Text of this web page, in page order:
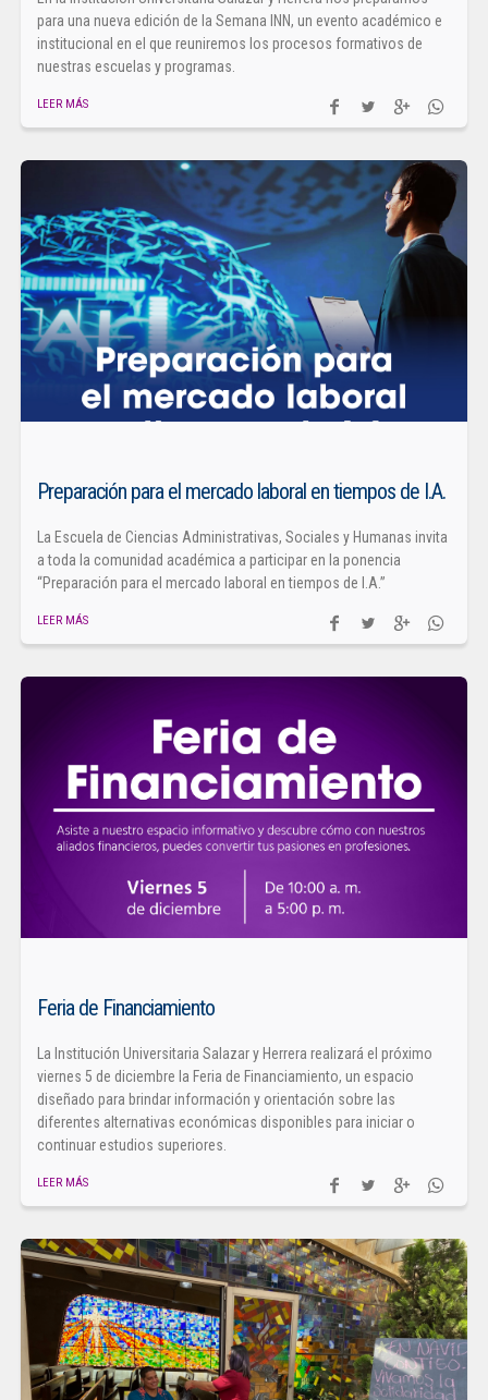
para una nueva edición de la Semana INN, un evento académico e
institucional en el que reuniremos los procesos formativos de
nuestras escuelas y programas.
LEER MÁS
Preparación para el mercado laboral en tiempos de I.A.
La Escuela de Ciencias Administrativas, Sociales y Humanas invita
a toda la comunidad académica a participar en la ponencia
“Preparación para el mercado laboral en tiempos de I.A.”
LEER MÁS
Feria de Financiamiento
La Institución Universitaria Salazar y Herrera realizará el próximo
viernes 5 de diciembre la Feria de Financiamiento, un espacio
diseñado para brindar información y orientación sobre las
diferentes alternativas económicas disponibles para iniciar o
continuar estudios superiores.
LEER MÁS